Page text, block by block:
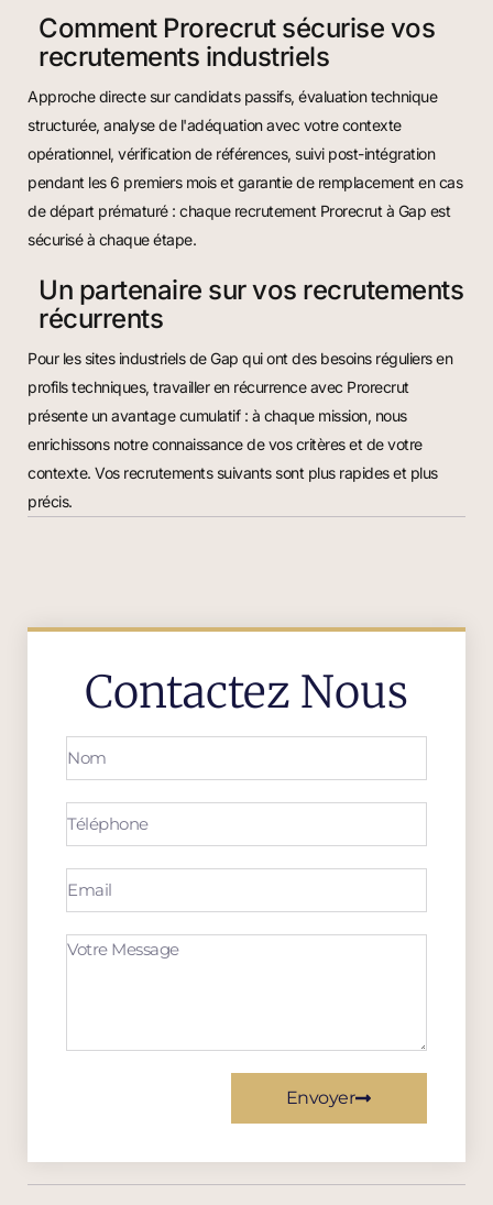
Comment Prorecrut sécurise vos
recrutements industriels
Approche directe sur candidats passifs, évaluation technique
structurée, analyse de l'adéquation avec votre contexte
opérationnel, vérification de références, suivi post-intégration
pendant les 6 premiers mois et garantie de remplacement en cas
de départ prématuré : chaque recrutement Prorecrut à Gap est
sécurisé à chaque étape.
Un partenaire sur vos recrutements
récurrents
Pour les sites industriels de Gap qui ont des besoins réguliers en
profils techniques, travailler en récurrence avec Prorecrut
présente un avantage cumulatif : à chaque mission, nous
enrichissons notre connaissance de vos critères et de votre
contexte. Vos recrutements suivants sont plus rapides et plus
précis.
Contactez Nous
Envoyer